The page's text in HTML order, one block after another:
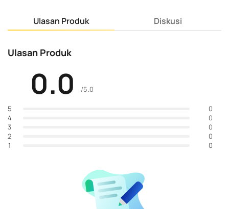
Ulasan Produk Diskusi
Ulasan Produk
0.0 /5.0
5
0
4
0
3
0
2
0
1
0